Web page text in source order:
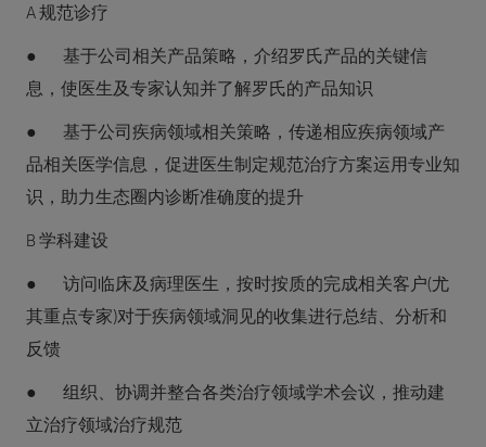
A 规范诊疗
● 基于公司相关产品策略，介绍罗氏产品的关键信
息，使医生及专家认知并了解罗氏的产品知识
● 基于公司疾病领域相关策略，传递相应疾病领域产
品相关医学信息，促进医生制定规范治疗方案运用专业知
识，助力生态圈内诊断准确度的提升
B 学科建设
● 访问临床及病理医生，按时按质的完成相关客户(尤
其重点专家)对于疾病领域洞见的收集进行总结、分析和
反馈
● 组织、协调并整合各类治疗领域学术会议，推动建
立治疗领域治疗规范